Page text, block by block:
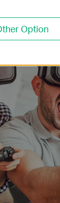
прискорювач
Protector
Option